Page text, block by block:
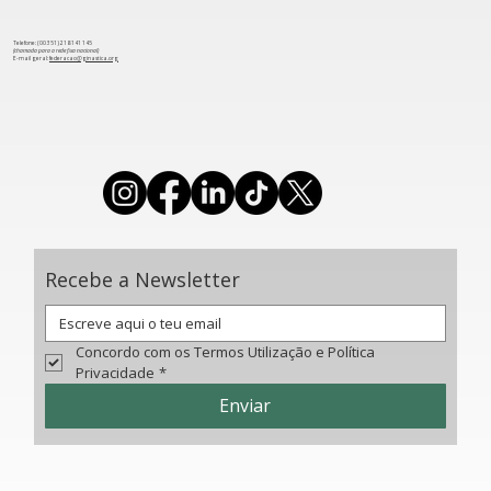
Recebe a Newsletter
Concordo com os Termos Utilização e Política
Privacidade *
Enviar
Telefone: (00 351) 218 141 145
(chamada para a rede fixa nacional)
​E-mail geral:federacao@ginastica.org